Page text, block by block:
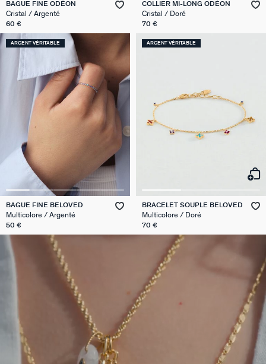
BAGUE FINE ODÉON
Cristal / Argenté
60 €
COLLIER MI-LONG ODÉON
Cristal / Doré
70 €
ARGENT VÉRITABLE
BAGUE FINE BELOVED
Multicolore / Argenté
50 €
ARGENT VÉRITABLE
BRACELET SOUPLE BELOVED
Multicolore / Doré
70 €